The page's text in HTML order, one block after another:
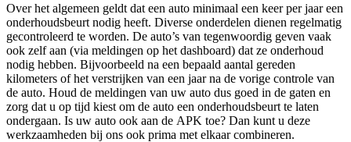
Over het algemeen geldt dat een auto minimaal een keer per jaar een
onderhoudsbeurt nodig heeft. Diverse onderdelen dienen regelmatig
gecontroleerd te worden. De auto’s van tegenwoordig geven vaak
ook zelf aan (via meldingen op het dashboard) dat ze onderhoud
nodig hebben. Bijvoorbeeld na een bepaald aantal gereden
kilometers of het verstrijken van een jaar na de vorige controle van
de auto. Houd de meldingen van uw auto dus goed in de gaten en
zorg dat u op tijd kiest om de auto een onderhoudsbeurt te laten
ondergaan. Is uw auto ook aan de APK toe? Dan kunt u deze
werkzaamheden bij ons ook prima met elkaar combineren.